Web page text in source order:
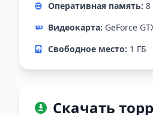
Оперативная память: 8
Видеокарта: GeForce
Свободное место: 1 ГБ
Скачать